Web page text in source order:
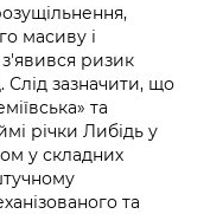
масиву і
ризик
Слід зазначити, що
та
річки Либідь у
у складних
та